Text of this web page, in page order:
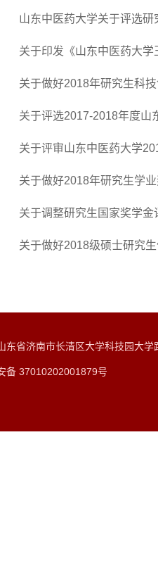
山东中医药大学关于评选研
关于印发《山东中医药大
关于做好2018年研究生科
关于评选2017-2018年度山
关于评审山东中医药大学
关于做好2018年研究生学
关于调整研究生国家奖学
关于做好2018级硕士研究
东省济南市长清区大学科技园大
备 37010202001879号